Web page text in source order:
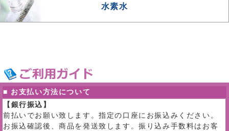
水素水
■ お支払い方法について
【銀行振込】
前払いでお願い致します。指定の口座にお振込みください。
お振込確認後、商品を発送致します。振り込み手数料はお客